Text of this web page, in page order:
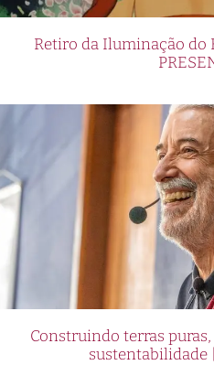
Retiro da Iluminação do
Construindo terras
sustentabilidade